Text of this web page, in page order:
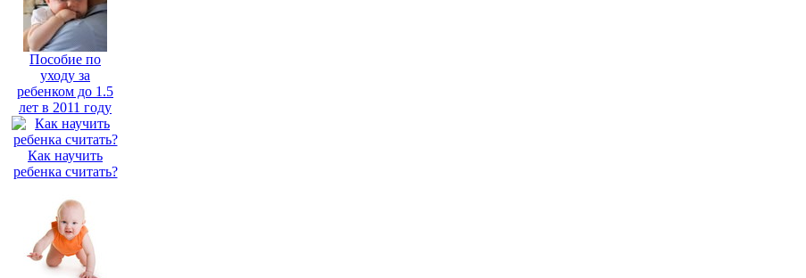
Пособие по
уходу за
ребенком до 1.5
лет в 2011 году
Как научить
ребенка считать?